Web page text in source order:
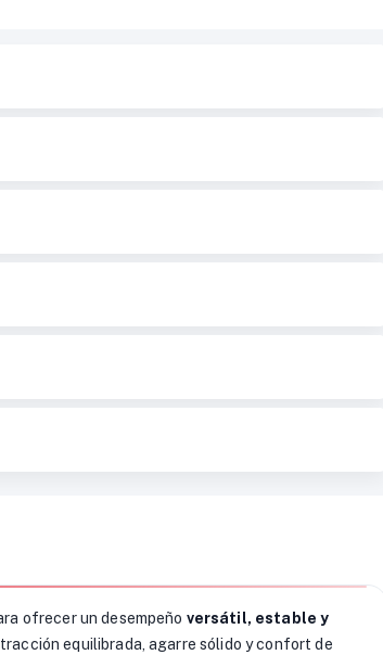
ofrecer un desempeño versátil, estable y
equilibrada, agarre sólido y confort de